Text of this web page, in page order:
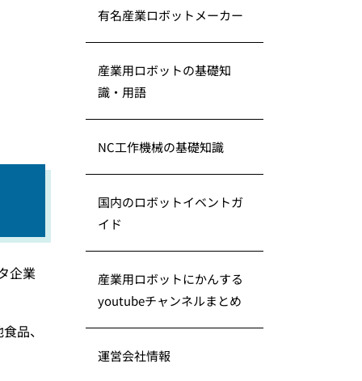
企業
品、
有名産業ロボットメーカー
産業用ロボットの基礎知
識・用語
NC工作機械の基礎知識
国内のロボットイベントガ
イド
産業用ロボットにかんする
youtubeチャンネルまとめ
運営会社情報